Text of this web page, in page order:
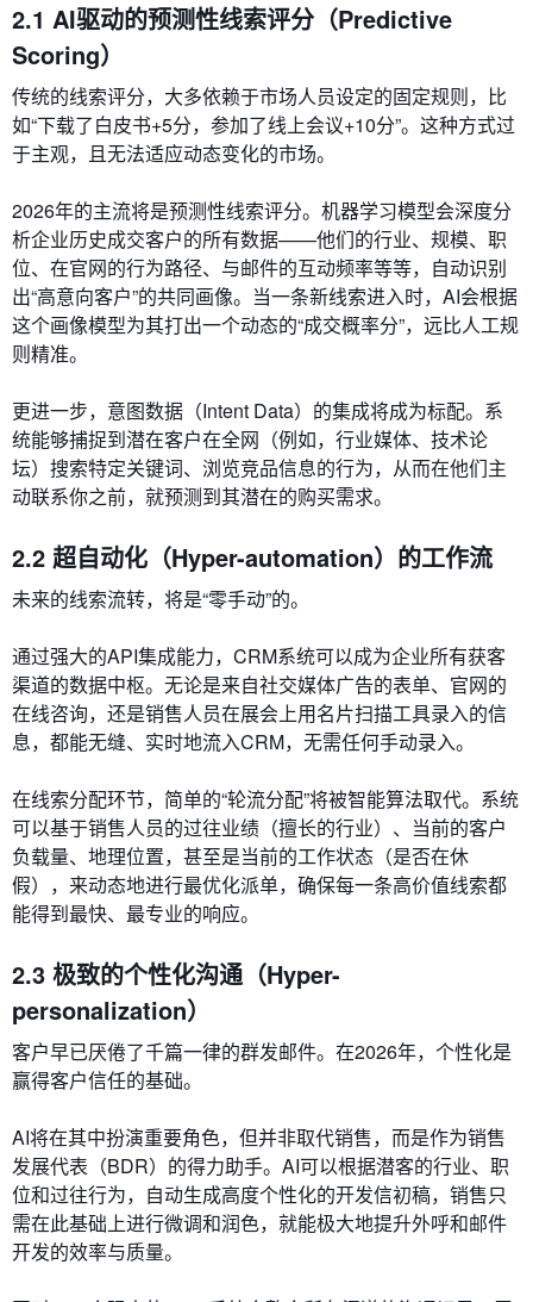
2.1 AI驱动的预测性线索评分（Predictive
Scoring）
传统的线索评分，大多依赖于市场人员设定的固定规则，比
如“下载了白皮书+5分，参加了线上会议+10分”。这种方式过
于主观，且无法适应动态变化的市场。
2026年的主流将是预测性线索评分。机器学习模型会深度分
析企业历史成交客户的所有数据——他们的行业、规模、职
位、在官网的行为路径、与邮件的互动频率等等，自动识别
出“高意向客户”的共同画像。当一条新线索进入时，AI会根据
这个画像模型为其打出一个动态的“成交概率分”，远比人工规
则精准。
更进一步，意图数据（Intent Data）的集成将成为标配。系
统能够捕捉到潜在客户在全网（例如，行业媒体、技术论
坛）搜索特定关键词、浏览竞品信息的行为，从而在他们主
动联系你之前，就预测到其潜在的购买需求。
2.2 超自动化（Hyper-automation）的工作流
未来的线索流转，将是“零手动”的。
通过强大的API集成能力，CRM系统可以成为企业所有获客
渠道的数据中枢。无论是来自社交媒体广告的表单、官网的
在线咨询，还是销售人员在展会上用名片扫描工具录入的信
息，都能无缝、实时地流入CRM，无需任何手动录入。
在线索分配环节，简单的“轮流分配”将被智能算法取代。系统
可以基于销售人员的过往业绩（擅长的行业）、当前的客户
负载量、地理位置，甚至是当前的工作状态（是否在休
假），来动态地进行最优化派单，确保每一条高价值线索都
能得到最快、最专业的响应。
2.3 极致的个性化沟通（Hyper-
personalization）
客户早已厌倦了千篇一律的群发邮件。在2026年，个性化是
赢得客户信任的基础。
AI将在其中扮演重要角色，但并非取代销售，而是作为销售
发展代表（BDR）的得力助手。AI可以根据潜客的行业、职
位和过往行为，自动生成高度个性化的开发信初稿，销售只
需在此基础上进行微调和润色，就能极大地提升外呼和邮件
开发的效率与质量。